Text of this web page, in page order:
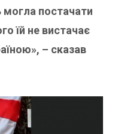
постачати
їй не вистачає
– сказав